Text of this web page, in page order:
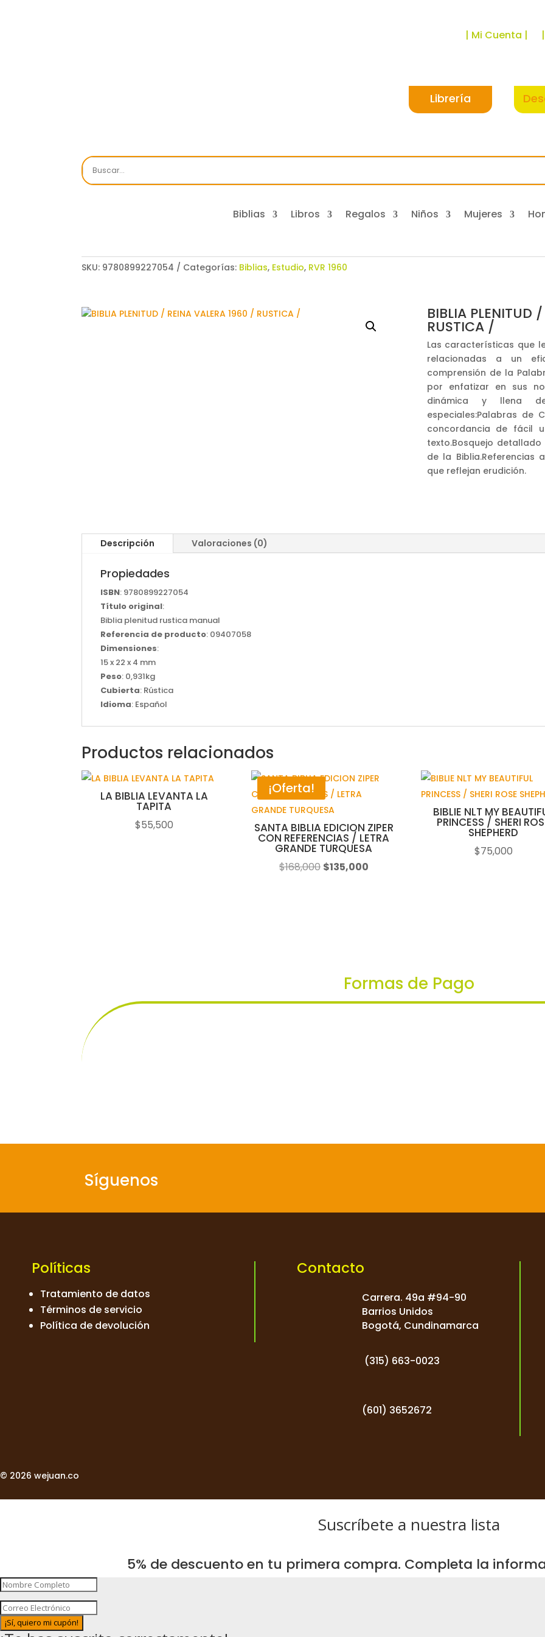
| Mi Cuenta |
Librería
Biblias Libros Regalos Niños Mujeres
SKU: 9780899227054 Categorías: Biblias, Estudio, RVR 1960
BIBLIA PLENITUD
RUSTICA /
Las características que
relacionadas a un
comprensión de la
por enfatizar en sus
dinámica y llena
especiales:Palabras de
concordancia de fácil
texto.Bosquejo
de la Biblia.Referencias
que reflejan erudición.
Descripción Valoraciones (0)
Propiedades
ISBN: 9780899227054
Título original:
Biblia plenitud rustica manual
Referencia de producto: 09407058
Dimensiones:
15 x 22 x 4 mm
Peso: 0,931kg
Cubierta: Rústica
Idioma: Español
Productos relacionados
LA BIBLIA LEVANTA LA
TAPITA
$55,500
¡Oferta!
SANTA BIBLIA EDICION ZIPER
CON REFERENCIAS / LETRA
GRANDE TURQUESA
$168,000 El
$135,000El
BIBLIE NLT MY
PRINCESS / SHERI
SHEPHERD
$75,000
Formas de Pago
Síguenos
Políticas
Tratamiento de datos
Términos de servicio
Política de devolución
Contacto
Carrera. 49a #94-90
Barrios Unidos
Bogotá, Cundinamarca
(315) 663-0023
(601) 3652672
© 2026 wejuan.co
Suscríbete a nuestra lista
5% de descuento en tu primera compra. Completa la
¡Sí, quiero mi cupón!